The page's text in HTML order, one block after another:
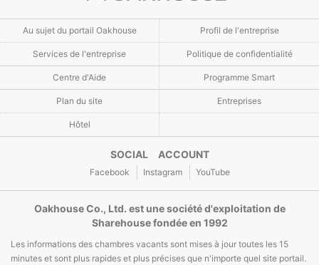
Au sujet du portail Oakhouse Profil de l'entreprise
Services de l'entreprise Politique de confidentialité
Centre d'Aide Programme Smart
Plan du site Entreprises
Hôtel
SOCIAL ACCOUNT
Facebook Instagram YouTube
Oakhouse Co., Ltd. est une société d'exploitation de
Sharehouse fondée en 1992
Les informations des chambres vacants sont mises à jour toutes les 15
minutes et sont plus rapides et plus précises que n'importe quel site portail.